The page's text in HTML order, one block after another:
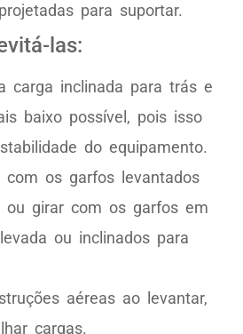
para suportar.
las:
carga inclinada para trás e
baixo possível, pois isso
do equipamento.
com os garfos levantados
ou girar com os garfos em
ou inclinados para
aéreas ao levantar,
cargas.